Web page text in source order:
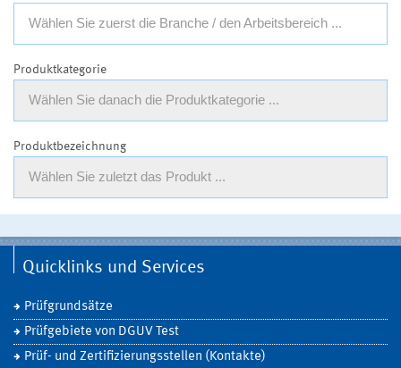
Wählen Sie zuerst die Branche / den Arbeitsbereich ...
Produktkategorie
Wählen Sie danach die Produktkategorie ...
Produktbezeichnung
Wählen Sie zuletzt das Produkt ...
Quicklinks und Services
Prüfgrundsätze
Prüfgebiete von DGUV Test
Prüf- und Zertifizierungsstellen (Kontakte)